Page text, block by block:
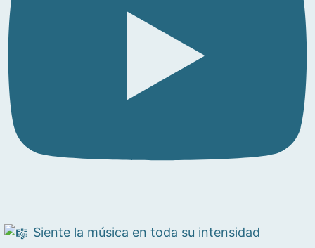
Siente la música en toda su intensidad